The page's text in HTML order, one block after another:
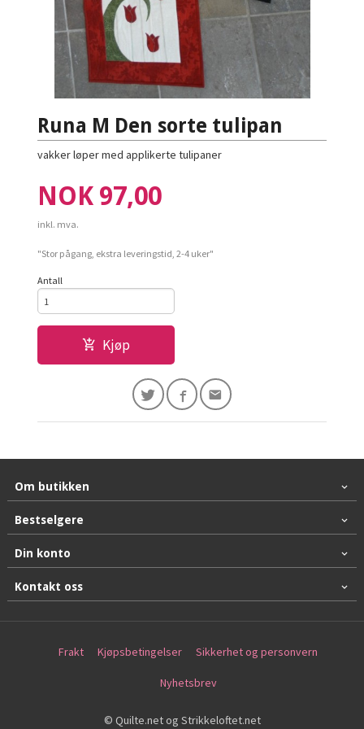
Runa M Den sorte tulipan
vakker løper med applikerte tulipaner
Pris
NOK 97,00
inkl. mva.
"Stor pågang, ekstra leveringstid, 2-4 uker"
Antall
Kjøp
Om butikken
Bestselgere
Din konto
Kontakt oss
Frakt Kjøpsbetingelser Sikkerhet og personvern
Nyhetsbrev
© Quilte.net og Strikkeloftet.net